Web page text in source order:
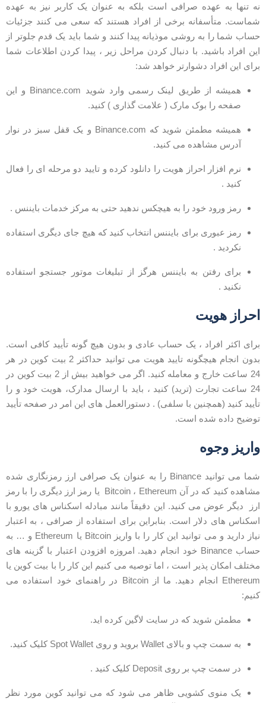
تنها به عهده صرافی است بلکه به عنوان یک کاربر نیز به عهده
متأسفانه برخی از افراد هستند که سعی می کنند جزئیات
شما را به روشی موذیانه پیدا کنند و شما باید یک قدم جلوتر از
افراد باشید. با دنبال کردن مراحل زیر ، پیدا کردن اطلاعات شما
این افراد دشوارتر خواهد شد:
همیشه از طریق لینک رسمی وارد شوید Binance.com و این
صفحه را بوک مارک ( علامت گذاری ) کنید.
همیشه مطمئن شوید که Binance.com و یک قفل سبز در نوار
آدرس مشاهده می کنید.
نرم افزار احراز هویت را دانلود کرده و تایید دو مرحله ای را فعال
کنید .
رمز ورود خود را به هیچکس ندهید حتی به مرکز خدمات بایننس .
رمز عبوری برای بایننس انتخاب کنید که هیچ جای دیگری استفاده
نکردید .
برای رفتن به بایننس هرگز از تبلیغات موتور جستجو استفاده
نکنید .
هویت
اکثر افراد ، یک حساب عادی و بدون هیچ گونه تأیید کافی است.
بدون انجام هیچگونه تایید هویت می توانید حداکثر 2 بیت کوین در هر
24 ساعت خارج و معامله کنید. اگر می خواهید بیش از 2 بیت کوین در
24 ساعت تجارت (ترید) کنید ، باید با ارسال مدارک، هویت خود و را
کنید (همچنین با سلفی) . دستورالعمل های این امر در صفحه تأیید
داده شده است.
وجوه
شما می توانید Binance را به عنوان یک صرافی ارز رمزنگاری شده
مشاهده کنید که در آن Bitcoin ، Ethereum یا رمز ارز دیگری را با رمز
دیگر عوض می کنید. این دقیقاً مانند مبادله اسکناس های یورو با
های دلار است. بنابراین برای استفاده از صرافی ، به اعتبار
نیاز دارید و می توانید این کار را با واریز Bitcoin یا Ethereum و … به
حساب Binance خود انجام دهید. امروزه افزودن اعتبار با گزینه های
امکان پذیر است ، اما توصیه می کنیم این کار را با بیت کوین یا
Ethereum انجام دهید. ما از Bitcoin در راهنمای خود استفاده می
مطمئن شوید که در سایت لاگین کرده اید.
به سمت چپ و بالای Wallet بروید و روی Spot Wallet کلیک کنید.
در سمت چپ بر روی Deposit کلیک کنید .
یک منوی کشویی ظاهر می شود که می توانید کوین مورد نظر